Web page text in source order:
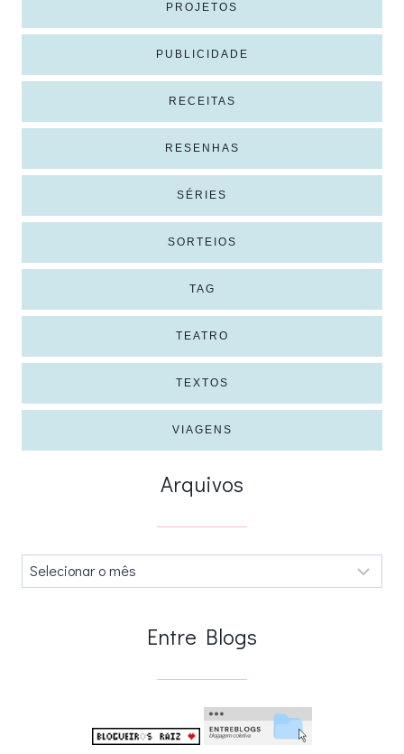
PROJETOS
PUBLICIDADE
RECEITAS
RESENHAS
SÉRIES
SORTEIOS
TAG
TEATRO
TEXTOS
VIAGENS
Arquivos
Arquivos
Entre Blogs